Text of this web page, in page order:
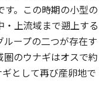
。この時期の小型の
・上流域まで遡上する
ープの二つが存在す
圏のウナギはオスで約
として再び産卵地で